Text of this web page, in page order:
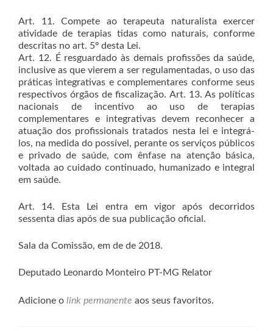
Art. 11. Compete ao terapeuta naturalista exercer
atividade de terapias tidas como naturais, conforme
descritas no art. 5º desta Lei.
Art. 12. É resguardado às demais profissões da saúde,
inclusive as que vierem a ser regulamentadas, o uso das
práticas integrativas e complementares conforme seus
respectivos órgãos de fiscalização. Art. 13. As políticas
nacionais de incentivo ao uso de terapias
complementares e integrativas devem reconhecer a
atuação dos profissionais tratados nesta lei e integrá-
los, na medida do possível, perante os serviços públicos
e privado de saúde, com ênfase na atenção básica,
voltada ao cuidado continuado, humanizado e integral
em saúde.
Art. 14. Esta Lei entra em vigor após decorridos
sessenta dias após de sua publicação oficial.
Sala da Comissão, em de de 2018.
Deputado Leonardo Monteiro PT-MG Relator
Adicione o link permanente aos seus favoritos.